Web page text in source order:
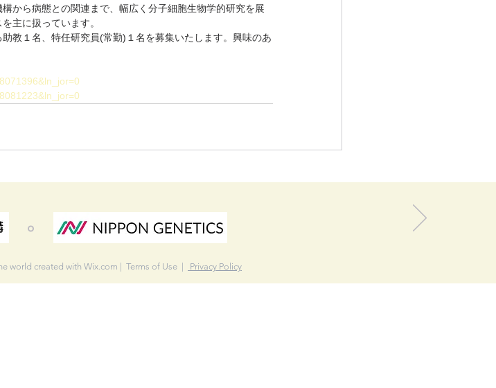
から病態との関連まで、幅広く分子細胞生物学的研究を展
主に扱っています。
教１名、特任研究員(常勤)１名を募集いたします。興味のあ
world created with Wix.com Terms of Use Privacy Policy